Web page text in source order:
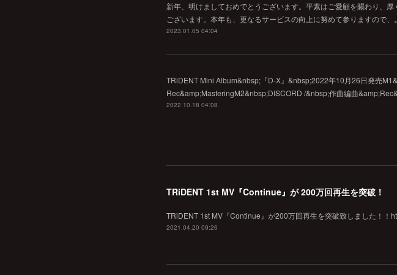
新年、明けましておめでとうございます。平素はご愛顧を賜わり、
ございます。本年も、更なるサービスの向上に努めて参りますので
2023.01.05 04:04
TRiDENT Mini Album&nbsp;『D-X』&nbsp;2022年10月26日発売
Rec&amp;MasteringM2&nbsp;DISCORD /&nbsp;作曲編曲
2022.10.18 04:08
TRiDENT 1st MV『Continue』が 200万回再生を突破！
TRiDENT 1st MV『Continue』が200万回再生を突破致しました！！
2021.04.20 09:26